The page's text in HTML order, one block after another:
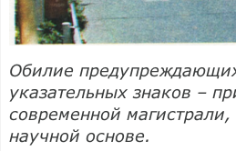
Обилие
указательных знаков –
современной
научной основе.